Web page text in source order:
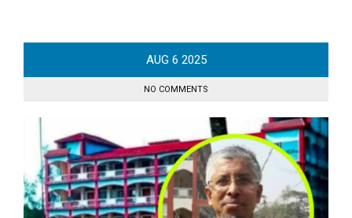
AUG 6 2025
NO COMMENTS